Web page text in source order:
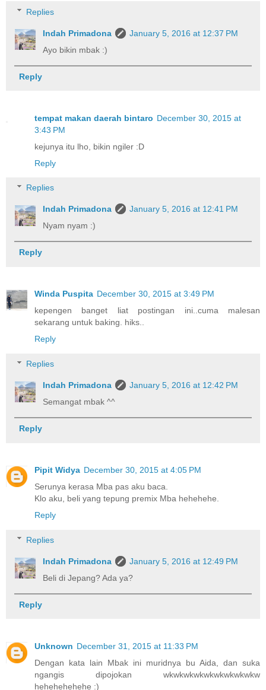
Replies
Indah Primadona
January 5, 2016 at 12:37 PM
Ayo bikin mbak :)
Reply
tempat makan daerah bintaro December 30, 2015 at
3:43 PM
kejunya itu lho, bikin ngiler :D
Reply
Replies
Indah Primadona
January 5, 2016 at 12:41 PM
Nyam nyam :)
Reply
Winda Puspita December 30, 2015 at 3:49 PM
kepengen banget liat postingan ini..cuma malesan
sekarang untuk baking. hiks..
Reply
Replies
Indah Primadona
January 5, 2016 at 12:42 PM
Semangat mbak ^^
Reply
Pipit Widya December 30, 2015 at 4:05 PM
Serunya kerasa Mba pas aku baca.
Klo aku, beli yang tepung premix Mba hehehehe.
Reply
Replies
Indah Primadona
January 5, 2016 at 12:49 PM
Beli di Jepang? Ada ya?
Reply
Unknown December 31, 2015 at 11:33 PM
Dengan kata lain Mbak ini muridnya bu Aida, dan suka
ngangis dipojokan wkwkwkwkwkwkwkwkwkw
hehehehehehe :)